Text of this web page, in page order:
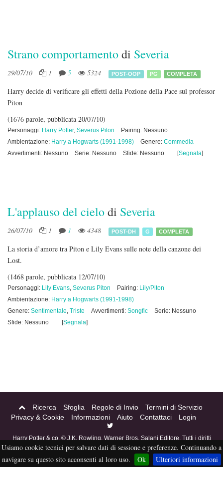
Strano comportamentodi Severia
29/07/10 1 5 5324 POST-OOP PG COMPLETA
Harry decide di verificare gli effetti della Pozione della Pace sul professor
Piton
(1676 parole, pubblicata 20/07/10)
Personaggi: Harry Potter, Severus Piton
Pairing: Nessuno
Ambientazione: Harry a Hogwarts (1991-1998) Genere: Commedia
Avvertimenti: Nessuno
Serie: Nessuno Sfide: Nessuno [Segnala]
L'applauso del cielodi Severia
26/07/10 1 1 4348 POST-DH G COMPLETA
La storia d’amore tra Piton e Lily Evans sulle note della canzone dei
Lost.
(1468 parole, pubblicata 12/07/10)
Personaggi: Lily Evans, Severus Piton Pairing: Lily/Piton
Ambientazione: Harry a Hogwarts (1991-1998)
Genere: Sentimentale, Triste Avvertimenti: Songfic
Serie: Nessuno
Sfide: Nessuno
[Segnala]
Ricerca Sfoglia Regole di Invio
Termini di Servizio
Privacy & Cookie
Informazioni Aiuto Contattaci Login
Harry Potter & co. © J.K. Rowling, Warner Bros, Salani Editore. Tutti i diritti
riservati. Acciofanfiction © 2004-2016. Questo sito non è a scopo di lucro,
tutti i materiali in esso contenuti sono stati creati per puro divertimento, e
sono proprietà dei rispettivi autori, non pubblicabili altrove senza esplicito
Usiamo cookie tecnici per salvare dati di sessione e preferenze. Continuando a
navigare su questo sito acconsenti al loro uso.
Ok Ulteriori informazioni